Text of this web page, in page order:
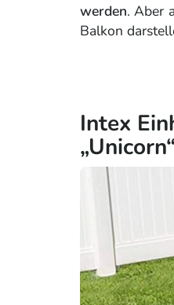
werden. Aber
Balkon
Intex